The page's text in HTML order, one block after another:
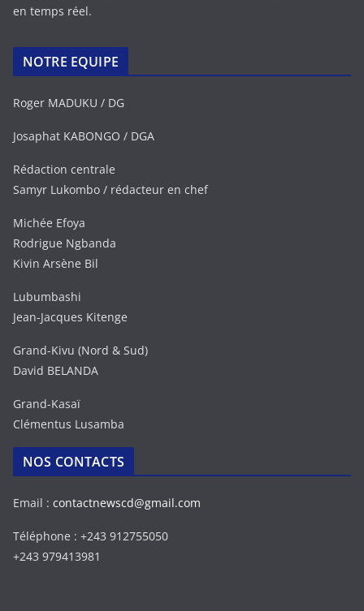
en temps réel.
NOTRE EQUIPE
Roger MADUKU / DG
Josaphat KABONGO / DGA
Rédaction centrale
Samyr Lukombo / rédacteur en chef
Michée Efoya
Rodrigue Ngbanda
Kivin Arsène Bil
Lubumbashi
Jean-Jacques Kitenge
Grand-Kivu (Nord & Sud)
David BELANDA
Grand-Kasaï
Clémentus Lusamba
NOS CONTACTS
Email : contactnewscd@gmail.com
Téléphone : +243 912755050
+243 979413981